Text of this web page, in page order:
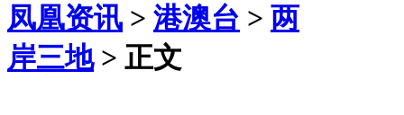
凤凰资讯 > 港澳台 > 两
岸三地> 正文